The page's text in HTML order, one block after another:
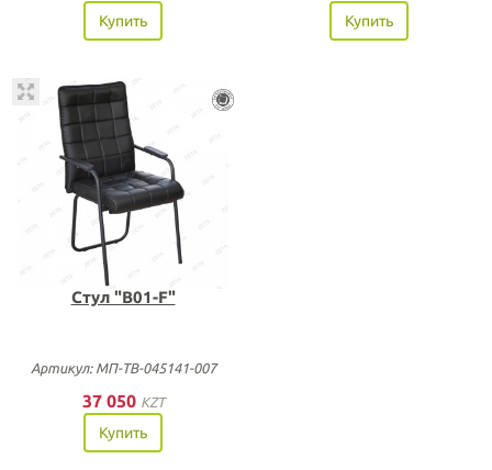
Купить Купить
Стул "B01-F"
Артикул: МП-ТВ-045141-007
37 050 KZT
Купить